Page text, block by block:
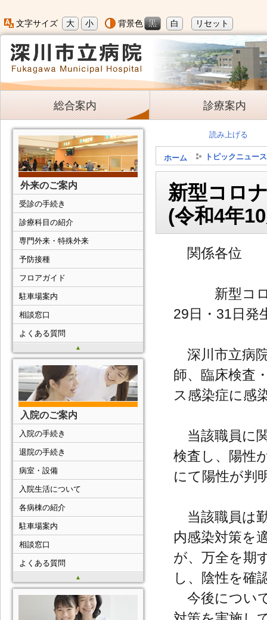
文字サイズ 大 小 背景色 黒 白 リセット
総合案内 診療案内
読み上げる
ホーム トピックニュース
新型コロ
(令和4年
関係各位
新型コロナ
29日・31日発
深川市立病
師、臨床検査
ス感染症に感
当該職員に
検査し、陽性
にて陽性が判
当該職員は
内感染対策を
が、万全を期
し、陰性を確
今後につい
外来のご案内
▲
受診の手続き
診療科目の紹介
専門外来・特殊外来
予防接種
フロアガイド
駐車場案内
相談窓口
よくある質問
入院のご案内
▲
入院の手続き
退院の手続き
病室・設備
入院生活について
各病棟の紹介
駐車場案内
相談窓口
よくある質問